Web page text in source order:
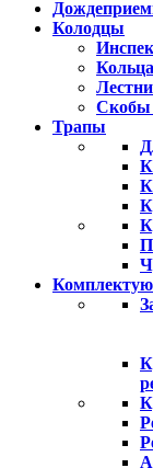
Колодцы
Скобы
Трапы